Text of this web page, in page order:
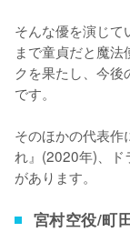
そんな優を演じ
まで童貞だと魔
クを果たし、今
です。
そのほかの代表作
れ』(2020年)、
があります。
宮村空役/町